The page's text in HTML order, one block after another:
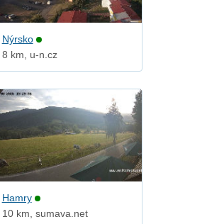
Nýrsko
8 km, u-n.cz
Hamry
10 km, sumava.net